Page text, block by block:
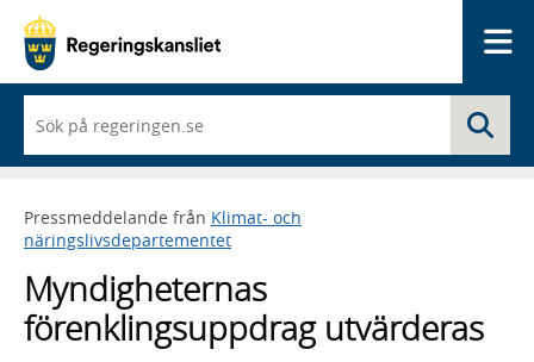
du
börjar
skriva
framträder
en
med
sökförslag
Pressmeddelande från Klimat- och
näringslivsdepartementet
Myndigheternas
förenklingsuppdrag utvärderas